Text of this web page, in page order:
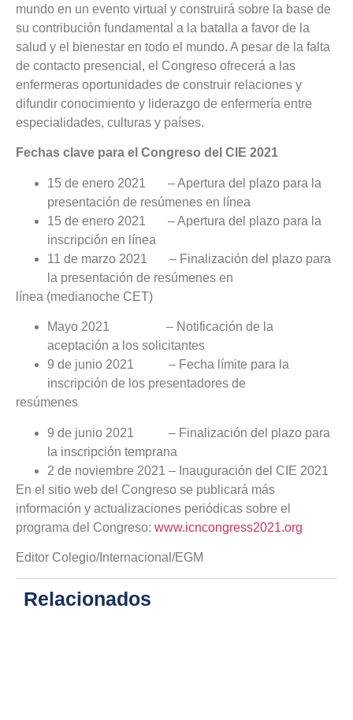
mundo en un evento virtual y construirá sobre la base de
su contribución fundamental a la batalla a favor de la
salud y el bienestar en todo el mundo. A pesar de la falta
de contacto presencial, el Congreso ofrecerá a las
enfermeras oportunidades de construir relaciones y
difundir conocimiento y liderazgo de enfermería entre
especialidades, culturas y países.
Fechas clave para el Congreso del CIE 2021
15 de enero 2021 – Apertura del plazo para la
presentación de resúmenes en línea
15 de enero 2021 – Apertura del plazo para la
inscripción en línea
11 de marzo 2021 – Finalización del plazo para
la presentación de resúmenes en
línea (medianoche CET)
Mayo 2021 – Notificación de la
aceptación a los solicitantes
9 de junio 2021 – Fecha límite para la
inscripción de los presentadores de
resúmenes
9 de junio 2021 – Finalización del plazo para
la inscripción temprana
2 de noviembre 2021 – Inauguración del CIE 2021
En el sitio web del Congreso se publicará más
información y actualizaciones periódicas sobre el
programa del Congreso: www.icncongress2021.org
Editor Colegio/Internacional/EGM
Relacionados